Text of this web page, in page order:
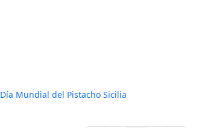
Día Mundial del Pistacho Sicilia